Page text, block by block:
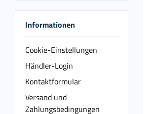
Informationen
Cookie-Einstellungen
Händler-Login
Kontaktformular
Versand und
Zahlungsbedingungen